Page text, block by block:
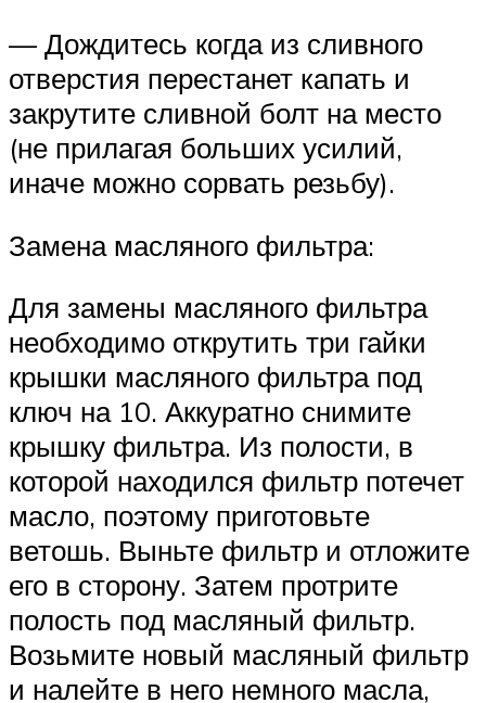
— Дождитесь когда из сливного
отверстия перестанет капать и
закрутите сливной болт на место
(не прилагая больших усилий,
иначе можно сорвать резьбу).
Замена масляного фильтра:
Для замены масляного фильтра
необходимо открутить три гайки
крышки масляного фильтра под
ключ на 10. Аккуратно снимите
крышку фильтра. Из полости, в
которой находился фильтр потечет
масло, поэтому приготовьте
ветошь. Выньте фильтр и отложите
его в сторону. Затем протрите
полость под масляный фильтр.
Возьмите новый масляный фильтр
и налейте в него немного масла,